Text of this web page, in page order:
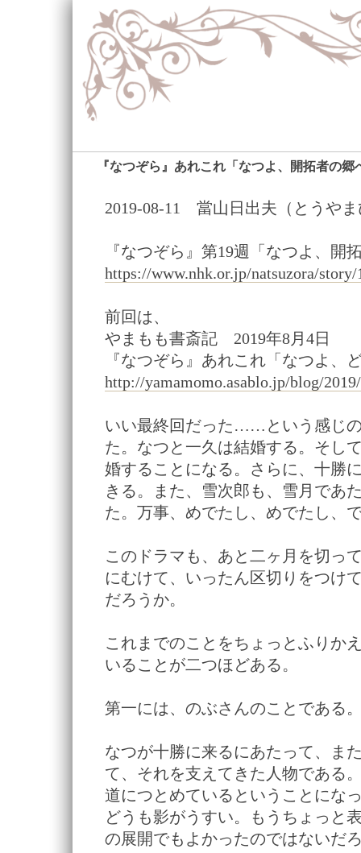
『なつぞら』あれこれ「なつよ、開拓者の郷
2019-08-11 當山日出夫（とうや
『なつぞら』第19週「なつよ、開
https://www.nhk.or.jp/natsuzora/story/
前回は、
やまもも書斎記 2019年8月4日
『なつぞら』あれこれ「なつよ、
http://yamamomo.asablo.jp/blog/
いい最終回だった……という感じ
た。なつと一久は結婚する。そし
婚することになる。さらに、十勝
きる。また、雪次郎も、雪月であ
た。万事、めでたし、めでたし、
このドラマも、あと二ヶ月を切っ
にむけて、いったん区切りをつけ
だろうか。
これまでのことをちょっとふりか
いることが二つほどある。
第一には、のぶさんのことである
なつが十勝に来るにあたって、ま
て、それを支えてきた人物である
道につとめているということにな
どうも影がうすい。もうちょっと
の展開でもよかったのではないだ